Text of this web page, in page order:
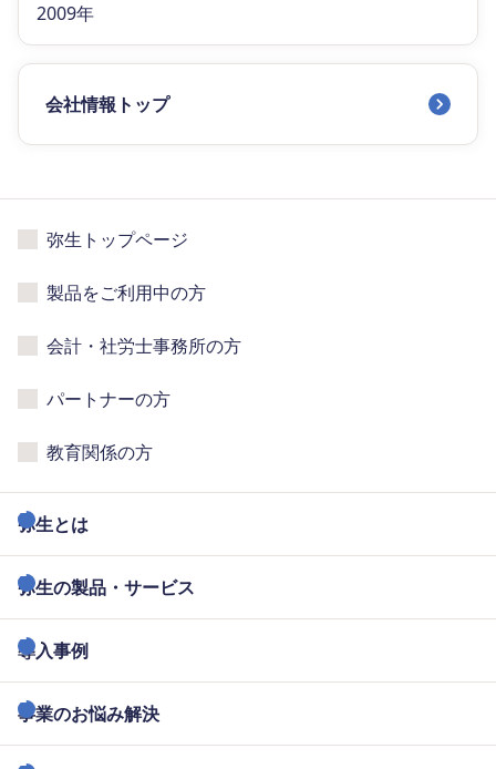
2009年
会社情報トップ
弥生トップページ
製品をご利用中の方
会計・社労士事務所の方
パートナーの方
教育関係の方
弥生とは
弥生の製品・サービス
導入事例
事業のお悩み解決